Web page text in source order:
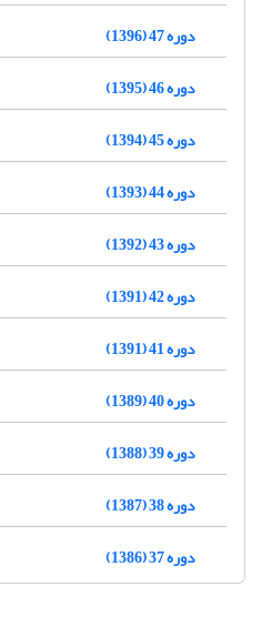
دوره 47 (1396)
دوره 46 (1395)
دوره 45 (1394)
دوره 44 (1393)
دوره 43 (1392)
دوره 42 (1391)
دوره 41 (1391)
دوره 40 (1389)
دوره 39 (1388)
دوره 38 (1387)
دوره 37 (1386)